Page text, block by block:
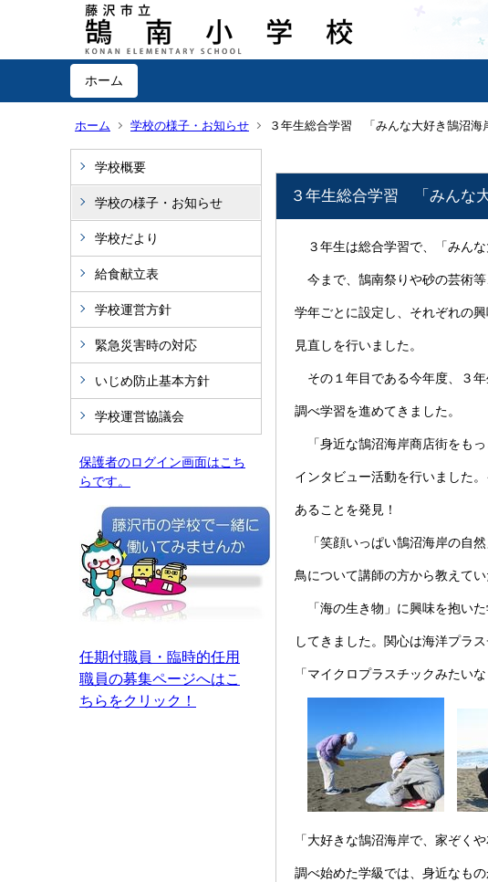
ホーム
ホーム 学校の様子・お知らせ ３年生総合学習 「みんな大好き鵠沼海
学校概要
学校の様子・お知らせ
学校だより
給食献立表
学校運営方針
緊急災害時の対応
いじめ防止基本方針
学校運営協議会
保護者のログイン画面はこち
らです。
任期付職員・臨時的任用
職員の募集ページへはこ
ちらをクリック！
３年生総合学習 「みんな
３年生は総合学習で、「みんな
今まで、鵠南祭りや砂の芸術等
学年ごとに設定し、それぞれの
見直しを行いました。
その１年目である今年度、３
調べ学習を進めてきました。
「身近な鵠沼海岸商店街をもっ
インタビュー活動を行いました
あることを発見！
「笑顔いっぱい鵠沼海岸の自然
鳥について講師の方から教えて
「海の生き物」に興味を抱いた
してきました。関心は海洋プラ
「マイクロプラスチックみたい
「大好きな鵠沼海岸で、家ぞく
調べ始めた学級では、身近なも